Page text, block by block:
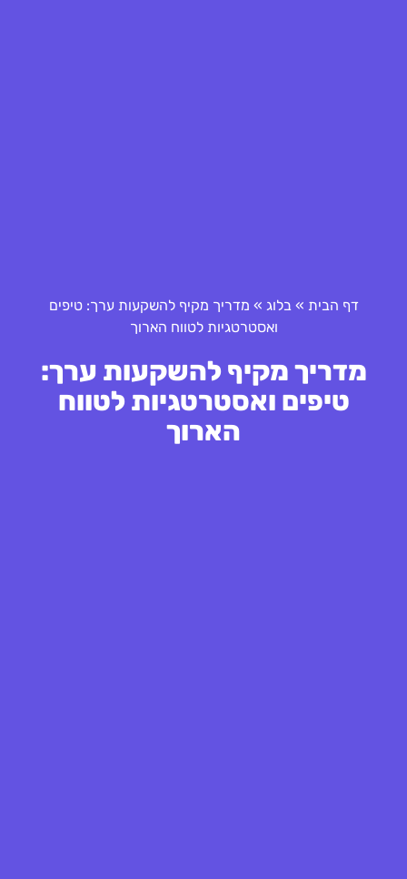
דף הבית »בלוג » מדריך מקיף להשקעות ערך: טיפים
ואסטרטגיות לטווח הארוך
מדריך מקיף להשקעות ערך:
טיפים ואסטרטגיות לטווח
הארוך